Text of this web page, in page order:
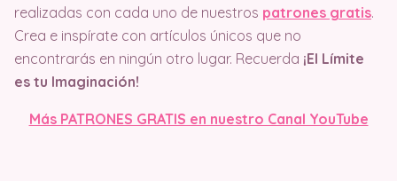
realizadas con cada uno de nuestros patrones gratis.
Crea e inspírate con artículos únicos que no
encontrarás en ningún otro lugar. Recuerda ¡El Límite
es tu Imaginación!
Más PATRONES GRATIS en nuestro Canal YouTube